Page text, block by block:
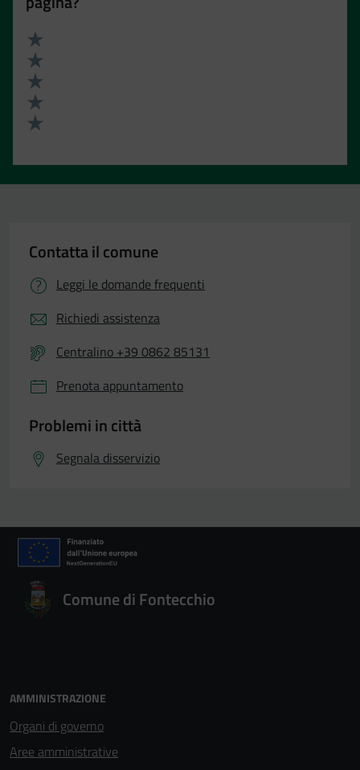
Valuta 5 stelle su 5
Valuta 4 stelle su 5
Valuta 3 stelle su 5
Valuta 2 stelle su 5
Contatta il comune
Leggi le domande frequenti
Richiedi assistenza
Centralino +39 0862 85131
Prenota appuntamento
Problemi in città
Segnala disservizio
Comune di Fontecchio
AMMINISTRAZIONE
Organi di governo
Aree amministrative